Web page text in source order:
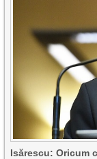
Isărescu: Oricum